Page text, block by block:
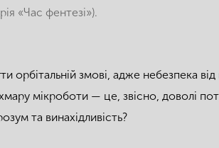
«Час фентезі»).
орбітальній змові, адже небезпека
мікроботи — це, звісно, доволі
та винахідливість?